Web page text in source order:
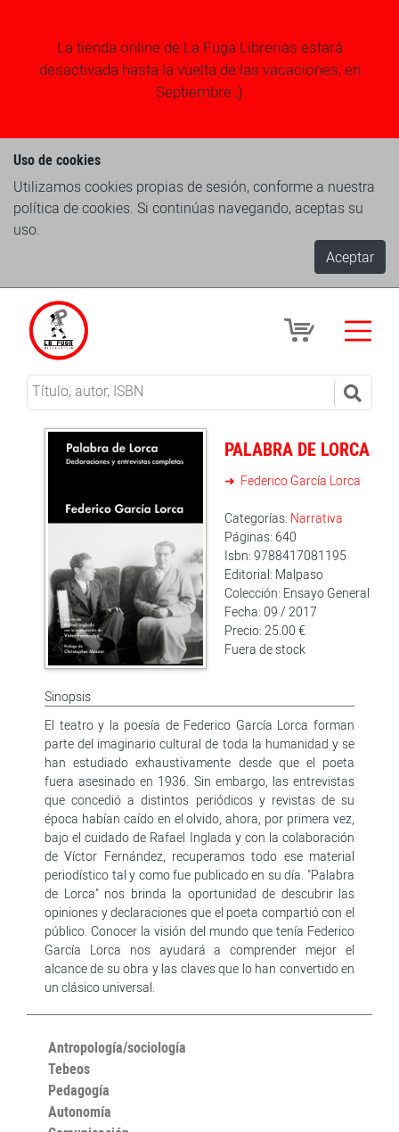
La tienda online de La Fuga Librerias estará
desactivada hasta la vuelta de las vacaciones, en
Septiembre ;)
Uso de cookies
Utilizamos cookies propias de sesión, conforme a nuestra
política de cookies. Si continúas navegando, aceptas su
uso.
Aceptar
PALABRA DE LORCA
Federico García Lorca
Categorías: Narrativa
Páginas: 640
Isbn: 9788417081195
Editorial: Malpaso
Colección: Ensayo General
Fecha: 09 / 2017
Precio: 25.00 €
Fuera de stock
Sinopsis
El teatro y la poesía de Federico García Lorca forman
parte del imaginario cultural de toda la humanidad y se
han estudiado exhaustivamente desde que el poeta
fuera asesinado en 1936. Sin embargo, las entrevistas
que concedió a distintos periódicos y revistas de su
época habían caído en el olvido, ahora, por primera vez,
bajo el cuidado de Rafael Inglada y con la colaboración
de Víctor Fernández, recuperamos todo ese material
periodístico tal y como fue publicado en su día. "Palabra
de Lorca" nos brinda la oportunidad de descubrir las
opiniones y declaraciones que el poeta compartió con el
público. Conocer la visión del mundo que tenía Federico
García Lorca nos ayudará a comprender mejor el
alcance de su obra y las claves que lo han convertido en
un clásico universal.
Antropología/sociología
Tebeos
Pedagogía
Autonomía